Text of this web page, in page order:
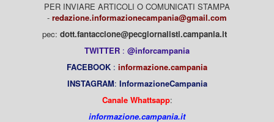
PER INVIARE ARTICOLI O COMUNICATI STAMPA
- redazione.informazionecampania@gmail.com
pec: dott.fantaccione@pecgiornalisti.campania.it
TWITTER : @inforcampania
FACEBOOK : informazione.campania
INSTAGRAM: InformazioneCampania
Canale Whattsapp:
informazione.campania.it